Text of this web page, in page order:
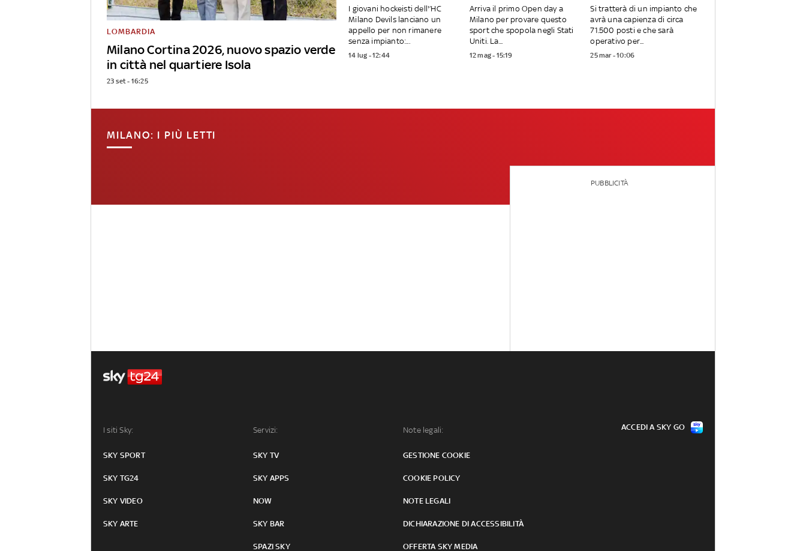
Milano Cortina 2026, nuovo spazio verde
in città nel quartiere Isola
LOMBARDIA
23 set - 16:25
I giovani hockeisti dell'’HC
Milano Devils lanciano un
appello per non rimanere
senza impianto:...
14 lug - 12:44
Arriva il primo Open day a
Milano per provare questo
sport che spopola negli Stati
Uniti. La...
12 mag - 15:19
Si tratterà di un impianto che
avrà una capienza di circa
71.500 posti e che sarà
operativo per...
25 mar - 10:06
MILANO: I PIÙ LETTI
PUBBLICITÀ
I siti Sky:
SKY SPORT
SKY TG24
SKY VIDEO
SKY ARTE
Servizi:
SKY TV
SKY APPS
NOW
SKY BAR
SPAZI SKY
Note legali:
GESTIONE COOKIE
COOKIE POLICY
NOTE LEGALI
DICHIARAZIONE DI ACCESSIBILITÀ
OFFERTA SKY MEDIA
ACCEDI A SKY GO